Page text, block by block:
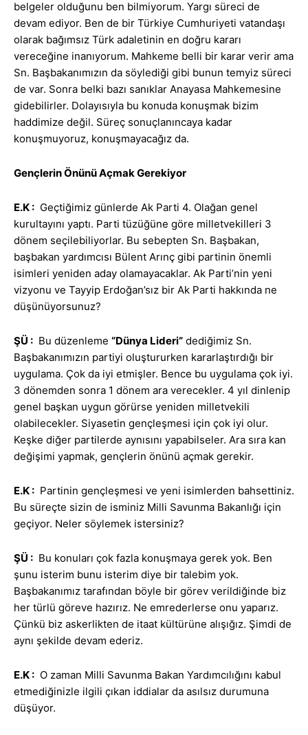
belgeler olduğunu ben bilmiyorum. Yargı süreci de
devam ediyor. Ben de bir Türkiye Cumhuriyeti vatandaşı
olarak bağımsız Türk adaletinin en doğru kararı
vereceğine inanıyorum. Mahkeme belli bir karar verir ama
Sn. Başbakanımızın da söylediği gibi bunun temyiz süreci
de var. Sonra belki bazı sanıklar Anayasa Mahkemesine
gidebilirler. Dolayısıyla bu konuda konuşmak bizim
haddimize değil. Süreç sonuçlanıncaya kadar
konuşmuyoruz, konuşmayacağız da.
Gençlerin Önünü Açmak Gerekiyor
E.K : Geçtiğimiz günlerde Ak Parti 4. Olağan genel
kurultayını yaptı. Parti tüzüğüne göre milletvekilleri 3
dönem seçilebiliyorlar. Bu sebepten Sn. Başbakan,
başbakan yardımcısı Bülent Arınç gibi partinin önemli
isimleri yeniden aday olamayacaklar. Ak Parti’nin yeni
vizyonu ve Tayyip Erdoğan’sız bir Ak Parti hakkında ne
düşünüyorsunuz?
ŞÜ : Bu düzenleme “Dünya Lideri” dediğimiz Sn.
Başbakanımızın partiyi oluştururken kararlaştırdığı bir
uygulama. Çok da iyi etmişler. Bence bu uygulama çok iyi.
3 dönemden sonra 1 dönem ara verecekler. 4 yıl dinlenip
genel başkan uygun görürse yeniden milletvekili
olabilecekler. Siyasetin gençleşmesi için çok iyi olur.
Keşke diğer partilerde aynısını yapabilseler. Ara sıra kan
değişimi yapmak, gençlerin önünü açmak gerekir.
E.K : Partinin gençleşmesi ve yeni isimlerden bahsettiniz.
Bu süreçte sizin de isminiz Milli Savunma Bakanlığı için
geçiyor. Neler söylemek istersiniz?
ŞÜ : Bu konuları çok fazla konuşmaya gerek yok. Ben
şunu isterim bunu isterim diye bir talebim yok.
Başbakanımız tarafından böyle bir görev verildiğinde biz
her türlü göreve hazırız. Ne emrederlerse onu yaparız.
Çünkü biz askerlikten de itaat kültürüne alışığız. Şimdi de
aynı şekilde devam ederiz.
E.K : O zaman Milli Savunma Bakan Yardımcılığını kabul
etmediğinizle ilgili çıkan iddialar da asılsız durumuna
düşüyor.